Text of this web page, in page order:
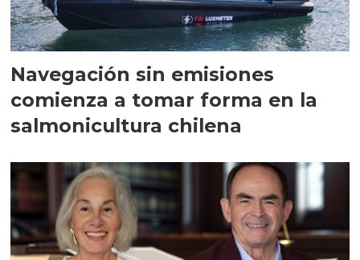
Navegación sin emisiones
comienza a tomar forma en la
salmonicultura chilena